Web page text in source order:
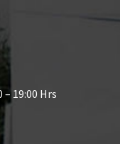
– 19:00 Hrs